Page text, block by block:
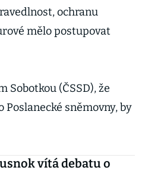
ochranu
mělo postupovat
Sobotkou (ČSSD), že
sněmovny, by
vítá debatu o